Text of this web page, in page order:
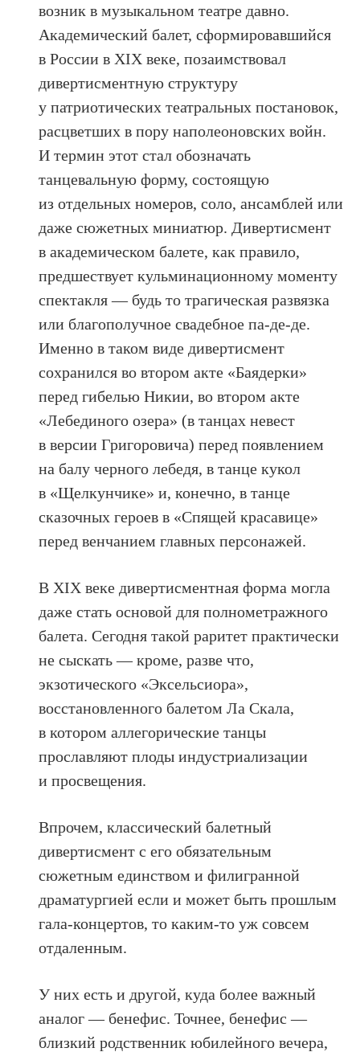
возник в музыкальном театре давно.
Академический балет, сформировавшийся
в России в XIX веке, позаимствовал
дивертисментную структуру
у патриотических театральных постановок,
расцветших в пору наполеоновских войн.
И термин этот стал обозначать
танцевальную форму, состоящую
из отдельных номеров, соло, ансамблей или
даже сюжетных миниатюр. Дивертисмент
в академическом балете, как правило,
предшествует кульминационному моменту
спектакля — будь то трагическая развязка
или благополучное свадебное па-де-де.
Именно в таком виде дивертисмент
сохранился во втором акте «Баядерки»
перед гибелью Никии, во втором акте
«Лебединого озера» (в танцах невест
в версии Григоровича) перед появлением
на балу черного лебедя, в танце кукол
в «Щелкунчике» и, конечно, в танце
сказочных героев в «Спящей красавице»
перед венчанием главных персонажей.
В XIX веке дивертисментная форма могла
даже стать основой для полнометражного
балета. Сегодня такой раритет практически
не сыскать — кроме, разве что,
экзотического «Эксельсиора»,
восстановленного балетом Ла Скала,
в котором аллегорические танцы
прославляют плоды индустриализации
и просвещения.
Впрочем, классический балетный
дивертисмент с его обязательным
сюжетным единством и филигранной
драматургией если и может быть прошлым
гала-концертов, то каким-то уж совсем
отдаленным.
У них есть и другой, куда более важный
аналог — бенефис. Точнее, бенефис —
близкий родственник юбилейного вечера,